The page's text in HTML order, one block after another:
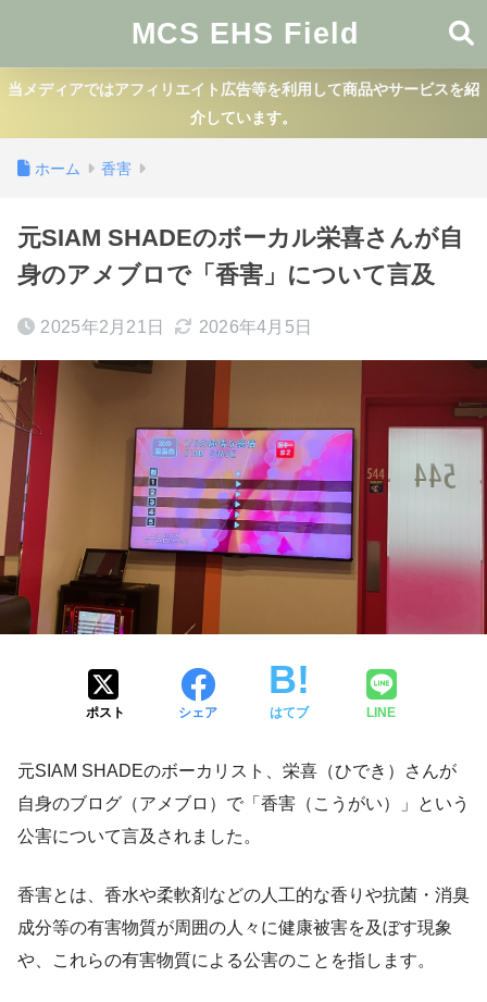
MCS EHS Field
当メディアではアフィリエイト広告等を利用して商品やサービスを紹
介しています。
ホーム 香害
元SIAM SHADEのボーカル栄喜さんが自
身のアメブロで「香害」について言及
2025年2月21日 2026年4月5日
ポスト シェア はてブ LINE
元SIAM SHADEのボーカリスト、栄喜（ひでき）さんが
自身のブログ（アメブロ）で「香害（こうがい）」という
公害について言及されました。
香害とは、香水や柔軟剤などの人工的な香りや抗菌・消臭
成分等の有害物質が周囲の人々に健康被害を及ぼす現象
や、これらの有害物質による公害のことを指します。